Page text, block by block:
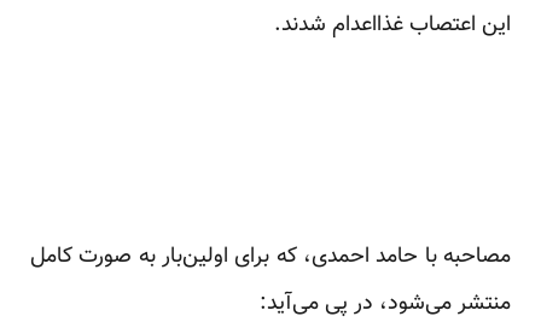
این اعتصاب غذااعدام شدند.
مصاحبه با حامد احمدی، که برای اولین‌بار به صورت کامل
منتشر می‌شود، در پی می‌آید: